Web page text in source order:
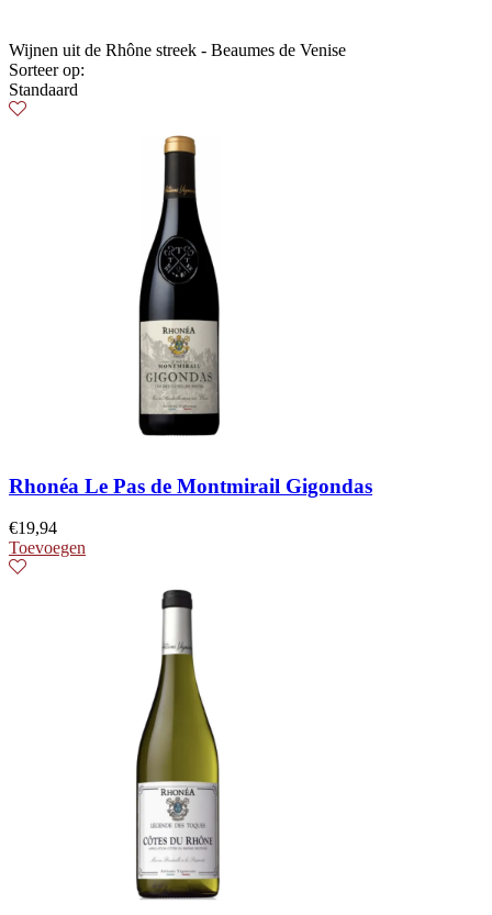
Wijnen uit de Rhône streek - Beaumes de Venise
Sorteer op:
Standaard
Rhonéa Le Pas de Montmirail Gigondas
€19,94
Toevoegen